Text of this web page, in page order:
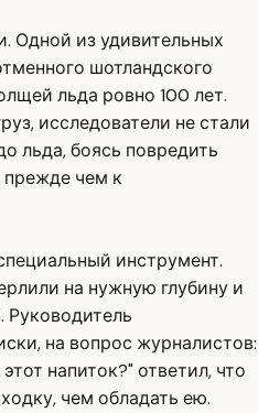
Одной из удивительных
шотландского
льда ровно 100 лет.
исследователи не стали
льда, боясь повредить
прежде чем к
инструмент.
на нужную глубину и
Руководитель
на вопрос журналистов:
напиток?" ответил, что
чем обладать ею.